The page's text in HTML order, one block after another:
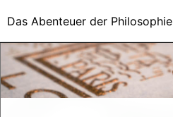
Das Abenteuer der Philosophie